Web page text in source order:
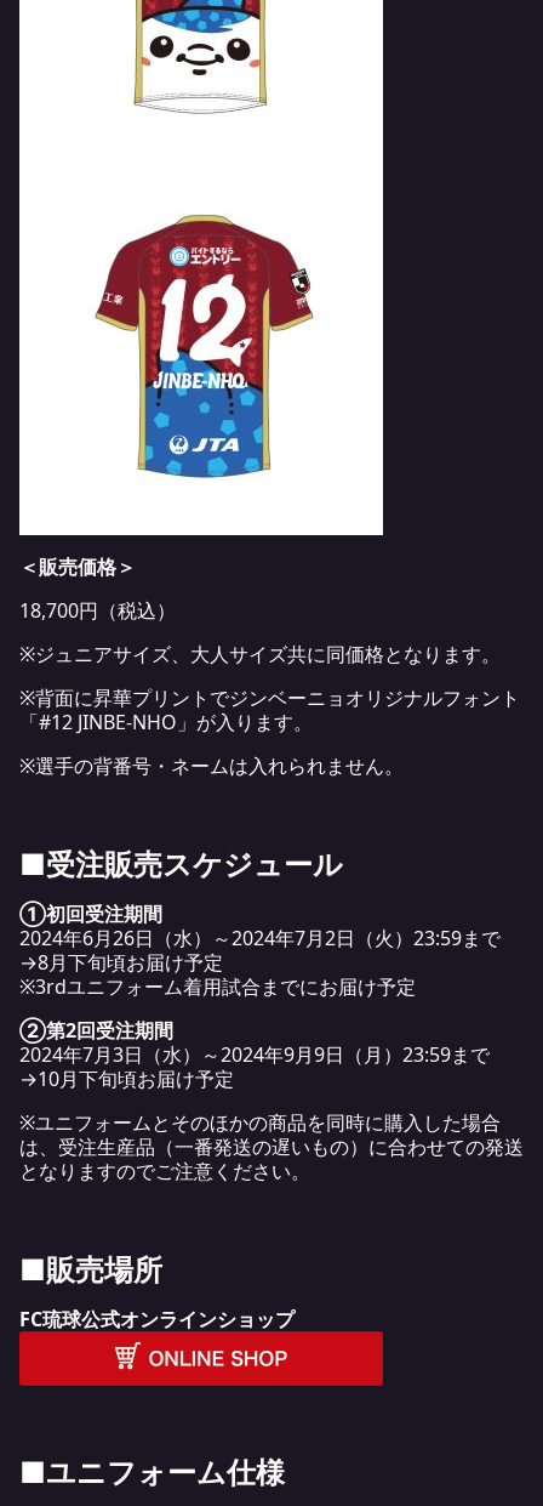
＜販売価格＞
18,700円（税込）
※ジュニアサイズ、大人サイズ共に同価格となります。
※背面に昇華プリントでジンベーニョオリジナルフォント
「#12 JINBE-NHO」が入ります。
※選手の背番号・ネームは入れられません。
■受注販売スケジュール
①初回受注期間
2024年6月26日（水）～2024年7月2日（火）23:59まで
→8月下旬頃お届け予定
※3rdユニフォーム着用試合までにお届け予定
②第2回受注期間
2024年7月3日（水）～2024年9月9日（月）23:59まで
→10月下旬頃お届け予定
※ユニフォームとそのほかの商品を同時に購入した場合
は、受注生産品（一番発送の遅いもの）に合わせての発送
となりますのでご注意ください。
■販売場所
FC琉球公式オンラインショップ
■ユニフォーム仕様